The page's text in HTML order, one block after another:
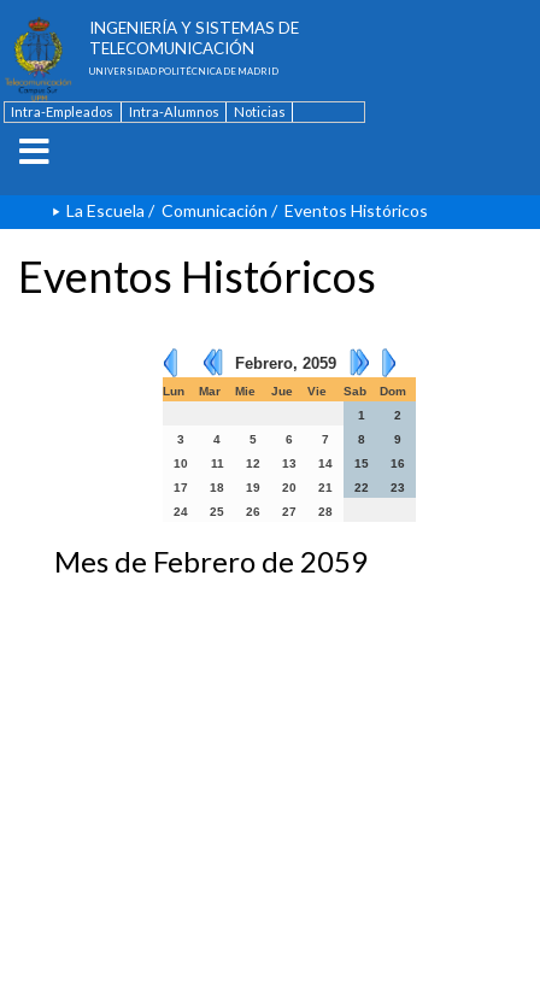
INGENIERÍA Y SISTEMAS DE
TELECOMUNICACIÓN
UNIVERSIDAD POLITÉCNICA DE MADRID
Intra-Empleados Intra-Alumnos
Noticias
La Escuela / Comunicación / Eventos Históricos
Eventos Históricos
Febrero, 2059
Lun Mar Mie Jue Vie Sab
Dom
1
2
3
4 5 6 7 8
9
10
11 12 13 14 15
16
17
18 19 20 21 22
23
24
25 26 27 28
Mes de Febrero de 2059